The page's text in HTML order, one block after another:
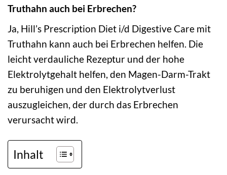
Truthahn auch bei Erbrechen?
Ja, Hill’s Prescription Diet i/d Digestive Care mit
Truthahn kann auch bei Erbrechen helfen. Die
leicht verdauliche Rezeptur und der hohe
Elektrolytgehalt helfen, den Magen-Darm-Trakt
zu beruhigen und den Elektrolytverlust
auszugleichen, der durch das Erbrechen
verursacht wird.
Inhalt